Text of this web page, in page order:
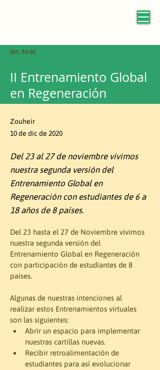
&lt; Atrás
II Entrenamiento Global
en Regeneración
Zouheir
10 de dic de 2020
Del 23 al 27 de noviembre vivimos
nuestra segunda versión del
Entrenamiento Global en
Regeneración con estudiantes de 6 a
18 años de 8 países.
Del 23 hasta el 27 de Noviembre vivimos
nuestra segunda versión del
Entrenamiento Global en Regeneración
con participación de estudiantes de 8
países.
Algunas de nuestras intenciones al
realizar estos Entrenamientos virtuales
son las siguientes:
Abrir un espacio para implementar
nuestras cartillas nuevas.
Recibir retroalimentación de
estudiantes para así evolucionar